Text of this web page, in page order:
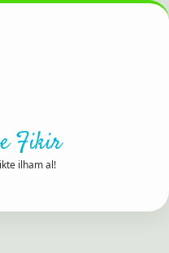
Fikir
ilham al!